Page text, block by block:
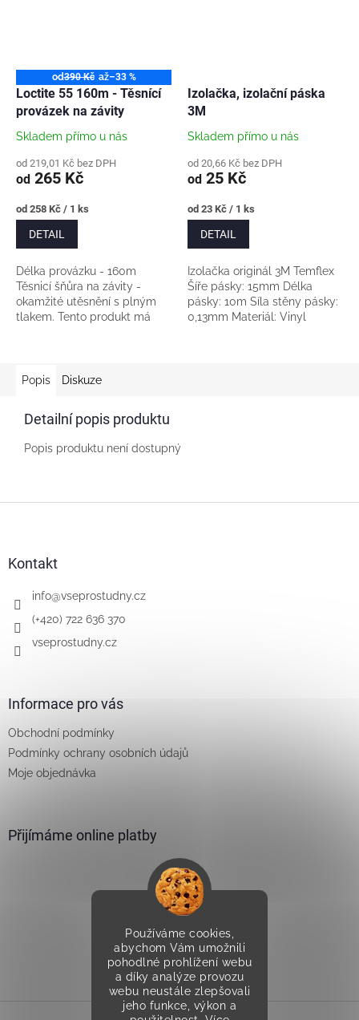
Používáme cookies,
abychom Vám umožnili
pohodlné prohlížení webu
a díky analýze provozu
webu neustále zlepšovali
jeho funkce, výkon a
od390 Kč až–33 %
Loctite 55 160m - Těsnící
provázek na závity
Skladem přímo u nás
od 219,01 Kč bez DPH
od 265 Kč
Měrná
cena:
od 258 Kč / 1 ks
DETAIL
Délka provázku - 160m
Těsnicí šňůra na závity -
okamžité utěsnění s plným
tlakem. Tento produkt má
Izolačka, izolační páska
3M
Skladem přímo u nás
od 20,66 Kč bez DPH
od 25 Kč
Měrná
cena:
od 23 Kč / 1 ks
DETAIL
Izolačka originál 3M Temflex
Šíře pásky: 15mm Délka
pásky: 10m Síla stěny pásky:
0,13mm Materiál: Vinyl
Popis Diskuze
Detailní popis produktu
Popis produktu není dostupný
Kontakt
info@vseprostudny.cz
(+420) 722 636 370
vseprostudny.cz
Informace pro vás
Obchodní podmínky
Podmínky ochrany osobních údajů
Moje objednávka
Přijímáme online platby
Vytvořilo Studio Avocado